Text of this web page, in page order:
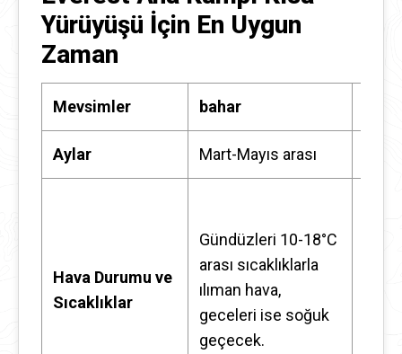
Yürüyüşü İçin En Uygun
Zaman
Mevsimler bahar
Aylar Mart-Mayıs arası
Hava Durumu ve
Sıcaklıklar
Gündüzleri 10-18°C
arası sıcaklıklarla
ılıman hava,
geceleri ise soğuk
geçecek.